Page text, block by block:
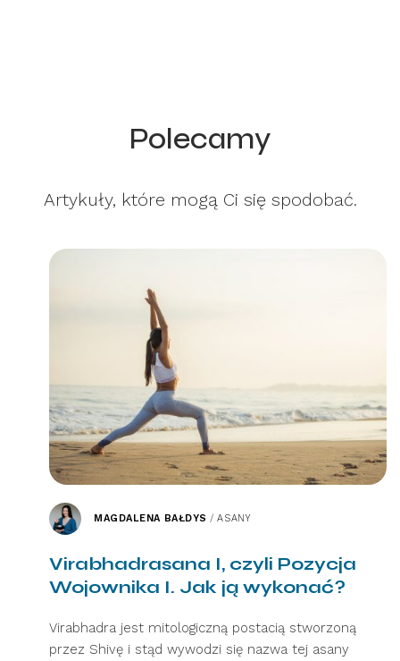
Polecamy
Artykuły, które mogą Ci się spodobać.
MAGDALENA BAŁDYS /ASANY
Virabhadrasana I, czyli Pozycja
Wojownika I. Jak ją wykonać?
Virabhadra jest mitologiczną postacią stworzoną
przez Shivę i stąd wywodzi się nazwa tej asany